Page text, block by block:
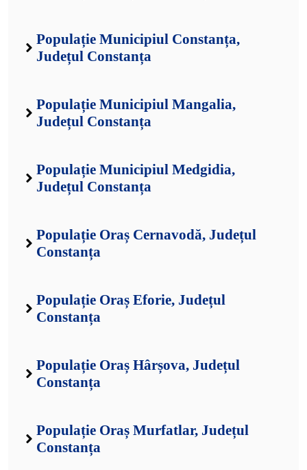
Populație Municipiul Constanța,
Județul Constanța
Populație Municipiul Mangalia,
Județul Constanța
Populație Municipiul Medgidia,
Județul Constanța
Populație Oraș Cernavodă, Județul
Constanța
Populație Oraș Eforie, Județul
Constanța
Populație Oraș Hârșova, Județul
Constanța
Populație Oraș Murfatlar, Județul
Constanța